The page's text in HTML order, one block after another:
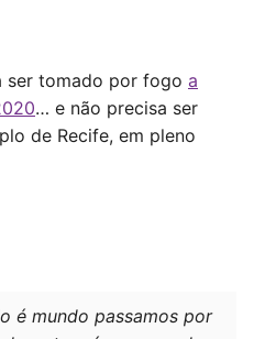
ser tomado por fogo a
… e não precisa ser
de Recife, em pleno
é mundo passamos por